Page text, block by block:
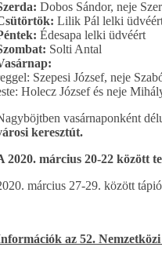
Dobos Sándor, neje
Lilik Pál lelki
Édesapa lelki üdvéért
Solti Antal
Szepesi József, neje
Holecz József és neje
vasárnaponként
keresztút.
2020. március 20-22 között
március 27-29. között
az 52.